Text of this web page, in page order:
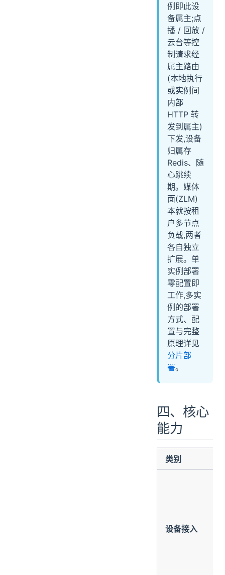
例即此设
备属主;点
播 / 回放 /
云台等控
制请求经
属主路由
(本地执行
或实例间
内部
HTTP 转
发到属主)
下发,设备
归属存
Redis、随
心跳续
期。媒体
面(ZLM)
本就按租
户多节点
负载,两者
各自独立
扩展。单
实例部署
零配置即
工作,多实
例的部署
方式、配
置与完整
原理详见
分片部
署。
四、核心
能力
类别
设备接入